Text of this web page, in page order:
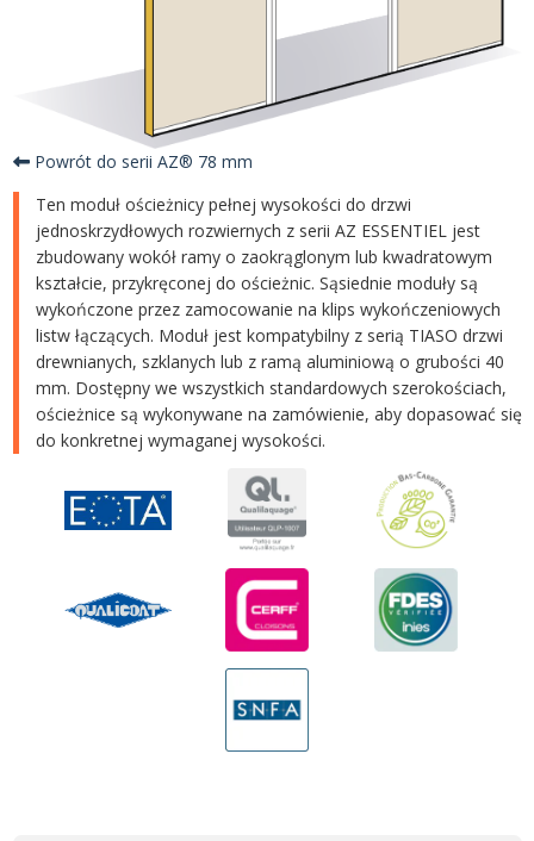
Powrót do serii AZ® 78 mm
Ten moduł ościeżnicy pełnej wysokości do drzwi
jednoskrzydłowych rozwiernych z serii AZ ESSENTIEL jest
zbudowany wokół ramy o zaokrąglonym lub kwadratowym
kształcie, przykręconej do ościeżnic. Sąsiednie moduły są
wykończone przez zamocowanie na klips wykończeniowych
listw łączących. Moduł jest kompatybilny z serią TIASO drzwi
drewnianych, szklanych lub z ramą aluminiową o grubości 40
mm. Dostępny we wszystkich standardowych szerokościach,
ościeżnice są wykonywane na zamówienie, aby dopasować się
do konkretnej wymaganej wysokości.